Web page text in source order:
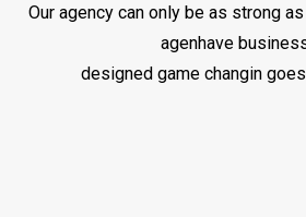
Our agency can only be as strong
agenhave
designed game changin